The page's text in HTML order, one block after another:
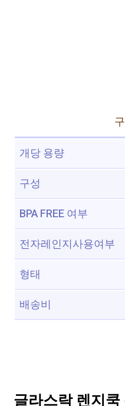
개당 용량
구성
BPA FREE 여부
전자레인지사용여부
형태
배송비
글라스락 렌지